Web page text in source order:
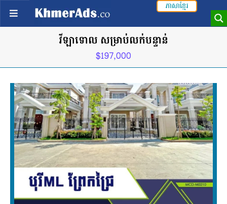
ភាសាខ្មែរ
វីឡាទោល សម្រាប់លក់បន្ទាន់
$197,000